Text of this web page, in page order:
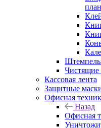
Чистящие
Кассовая лента
Защитные
Офисная
Назад
Офисная